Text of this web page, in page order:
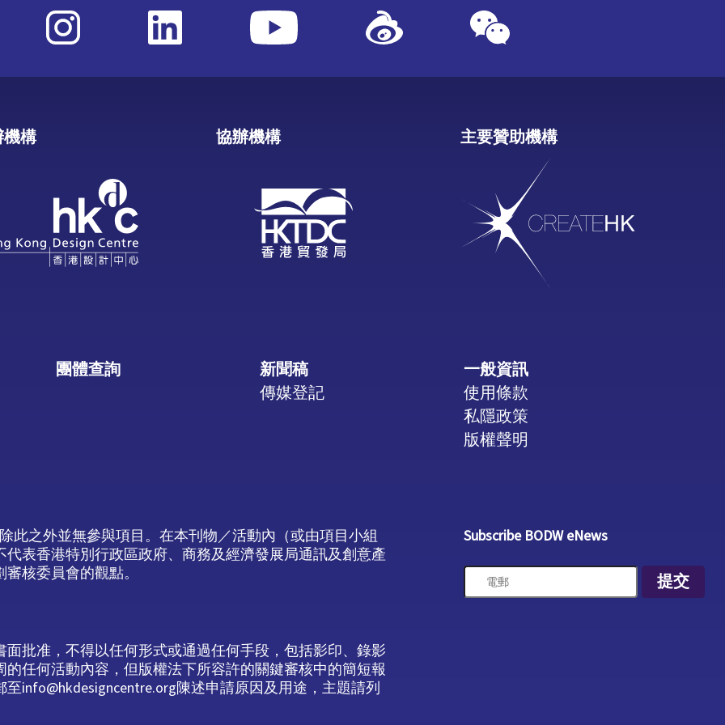
構 協辦機構 主要贊助機構
團體查詢
新聞稿
傳媒登記
一般資訊
使用條款
私隱政策
版權聲明
此之外並無參與項目。在本刊物／活動內（或由項目小組
表香港特別行政區政府、商務及經濟發展局通訊及創意產
核委員會的觀點。
批准，不得以任何形式或通過任何手段，包括影印、錄影
任何活動內容，但版權法下所容許的關鍵審核中的簡短報
info@hkdesigncentre.org陳述申請原因及用途，主題請列
Subscribe BODW eNews
提交